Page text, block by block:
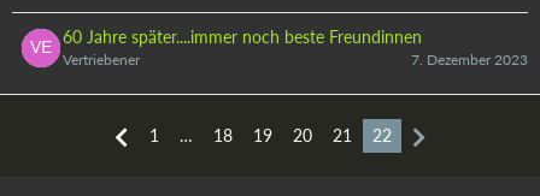
60 Jahre später....immer noch beste Freundinnen
Vertriebener 7. Dezember 2023
1 … 18 19 20 21 22